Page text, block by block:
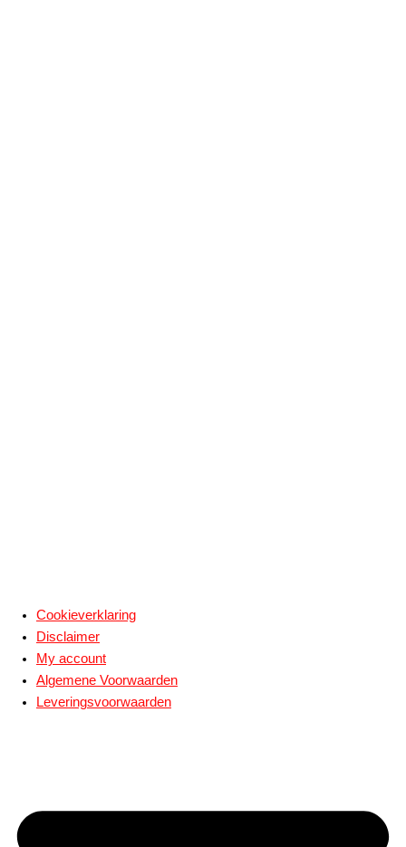
Cookieverklaring
Disclaimer
My account
Algemene Voorwaarden
Leveringsvoorwaarden